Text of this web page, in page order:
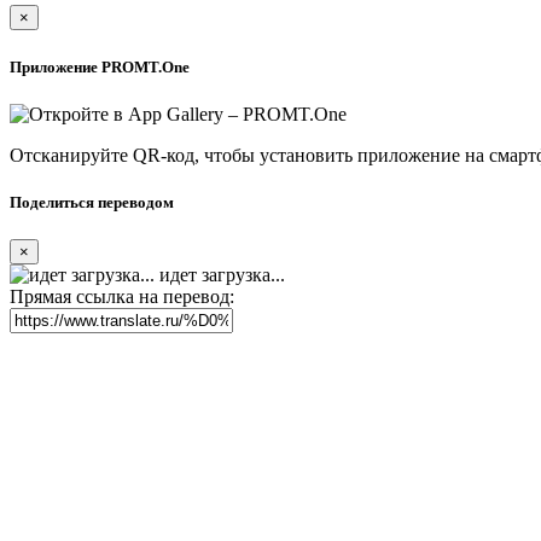
×
Приложение PROMT.One
Отсканируйте QR-код, чтобы установить приложение на
Поделиться переводом
×
идет загрузка...
Прямая ссылка на перевод: